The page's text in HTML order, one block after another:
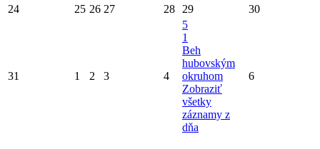
24 25 26 27 28 29 30
31 1 2 3 4
5
1
Beh
hubovským
okruhom
Zobraziť
všetky
záznamy z
dňa
6